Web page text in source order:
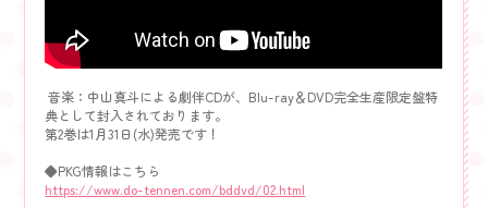
音楽：中山真斗による劇伴CDが、Blu-ray＆DVD完全生産限定盤特
典として封入されております。
第2巻は1月31日(水)発売です！
◆PKG情報はこちら
https://www.do-tennen.com/bddvd/02.html